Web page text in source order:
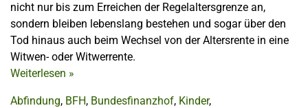
nicht nur bis zum Erreichen der Regelaltersgrenze an,
sondern bleiben lebenslang bestehen und sogar über den
Tod hinaus auch beim Wechsel von der Altersrente in eine
Witwen- oder Witwerrente.
Weiterlesen »
Abfindung, BFH, Bundesfinanzhof, Kinder,